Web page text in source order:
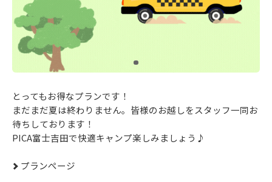
とってもお得なプランです！
まだまだ夏は終わりません。皆様のお越しをスタッフ一同お
待ちしております！
PICA富士吉田で快適キャンプ楽しみましょう♪
プランぺージ